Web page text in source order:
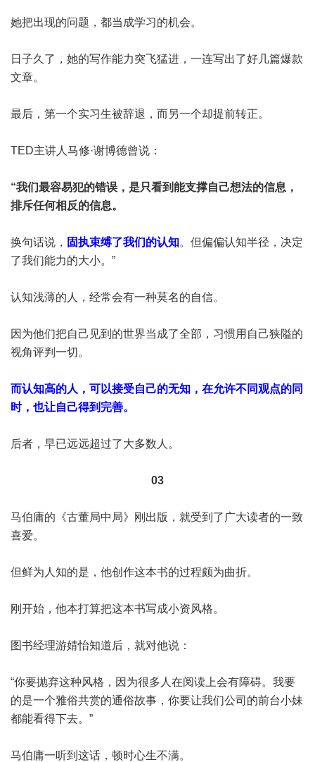
她把出现的问题，都当成学习的机会。
日子久了，她的写作能力突飞猛进，一连写出了好几篇爆款
文章。
最后，第一个实习生被辞退，而另一个却提前转正。
TED主讲人马修·谢博德曾说：
“我们最容易犯的错误，是只看到能支撑自己想法的信息，
排斥任何相反的信息。
换句话说， 固执束缚了我们的认知。但偏偏认知半径，决定
了我们能力的大小。”
认知浅薄的人，经常会有一种莫名的自信。
因为他们把自己见到的世界当成了全部，习惯用自己狭隘的
视角评判一切。
而认知高的人，可以接受自己的无知，在允许不同观点的同
时，也让自己得到完善。
后者，早已远远超过了大多数人。
03
马伯庸的《古董局中局》刚出版，就受到了广大读者的一致
喜爱。
但鲜为人知的是，他创作这本书的过程颇为曲折。
刚开始，他本打算把这本书写成小资风格。
图书经理游婧怡知道后，就对他说：
“你要抛弃这种风格，因为很多人在阅读上会有障碍。我要
的是一个雅俗共赏的通俗故事，你要让我们公司的前台小妹
都能看得下去。”
马伯庸一听到这话，顿时心生不满。